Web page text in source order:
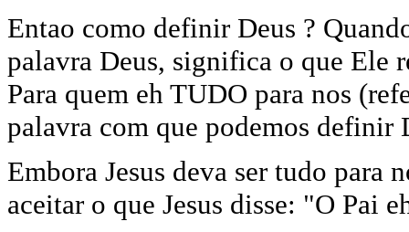
Entao como definir Deus ?
palavra Deus, significa o que Ele
Para quem eh TUDO para nos
palavra com que podemos definir
Embora Jesus deva ser tudo para
aceitar o que Jesus disse: "O Pai